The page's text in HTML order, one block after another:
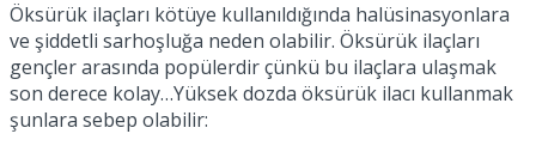
Öksürük ilaçları kötüye kullanıldığında halüsinasyonlara
ve şiddetli sarhoşluğa neden olabilir. Öksürük ilaçları
gençler arasında popülerdir çünkü bu ilaçlara ulaşmak
son derece kolay…Yüksek dozda öksürük ilacı kullanmak
şunlara sebep olabilir: